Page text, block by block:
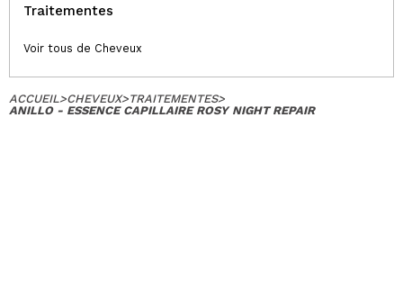
Traitementes
Voir tous de Cheveux
ACCUEIL>CHEVEUX>TRAITEMENTES>
ANILLO - ESSENCE CAPILLAIRE ROSY NIGHT REPAIR